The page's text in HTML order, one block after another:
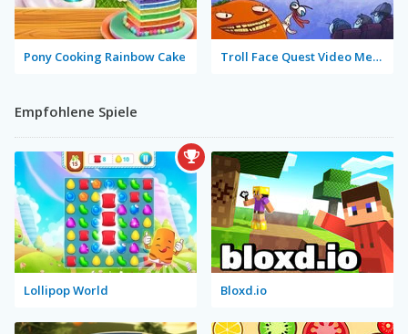
Pony Cooking Rainbow Cake Troll Face Quest Video Memes & TV Shows: Part 2
Empfohlene Spiele
Lollipop World Bloxd.io